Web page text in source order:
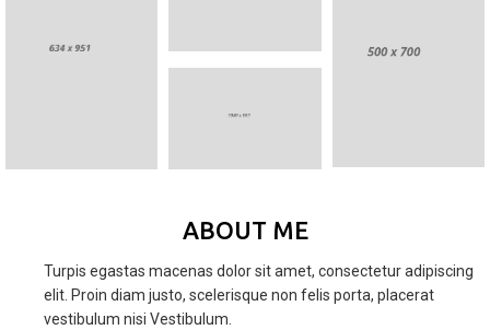
ABOUT ME
Turpis egastas macenas dolor sit amet, consectetur adipiscing
elit. Proin diam justo, scelerisque non felis porta, placerat
vestibulum nisi Vestibulum.